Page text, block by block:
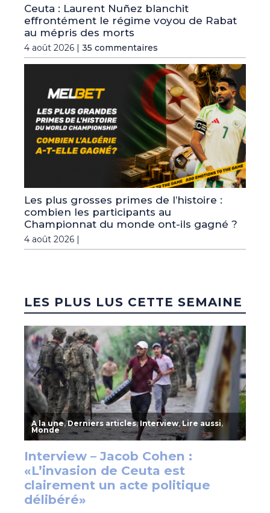
Ceuta : Laurent Nuñez blanchit
effrontément le régime voyou de Rabat
au mépris des morts
4 août 2026 | 35 commentaires
Les plus grosses primes de l’histoire :
combien les participants au
Championnat du monde ont-ils gagné ?
4 août 2026 |
LES PLUS LUS CETTE SEMAINE